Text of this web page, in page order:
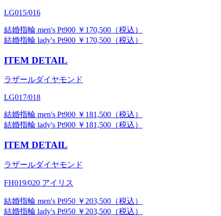
LG015/016
結婚指輪 men's Pt900 ￥170,500（税込）
結婚指輪 lady's Pt900 ￥170,500（税込）
ITEM DETAIL
ラザールダイヤモンド
LG017/018
結婚指輪 men's Pt900 ￥181,500（税込）
結婚指輪 lady's Pt900 ￥181,500（税込）
ITEM DETAIL
ラザールダイヤモンド
FH019/020 アイリス
結婚指輪 men's Pt950 ￥203,500（税込）
結婚指輪 lady's Pt950 ￥203,500（税込）